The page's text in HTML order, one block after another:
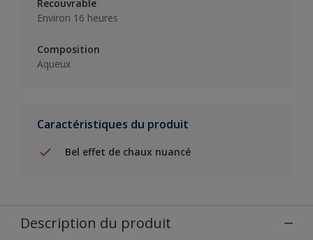
Recouvrable
Environ 16 heures
Composition
Aqueux
Caractéristiques du produit
Bel effet de chaux nuancé
Description du produit